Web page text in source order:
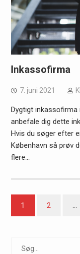
Inkassofirma
7. juni 2021
Dygtigt inkassofirma
anbefale dig dette
Hvis du søger efter
København så prøv
flere…
Navigation
til
1 2 …